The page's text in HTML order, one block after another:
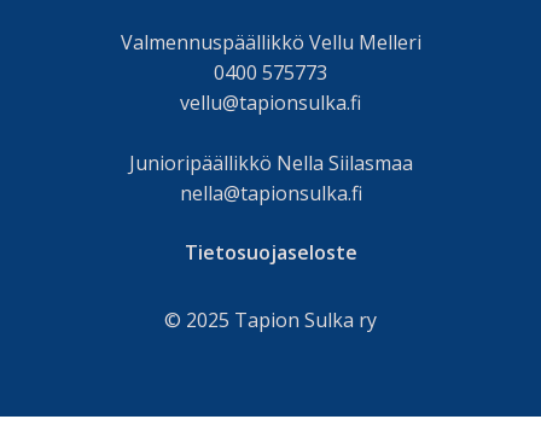
Valmennuspäällikkö Vellu Melleri
0400 575773
vellu@tapionsulka.fi
Junioripäällikkö Nella Siilasmaa
nella@tapionsulka.fi
Tietosuojaseloste
© 2025 Tapion Sulka ry